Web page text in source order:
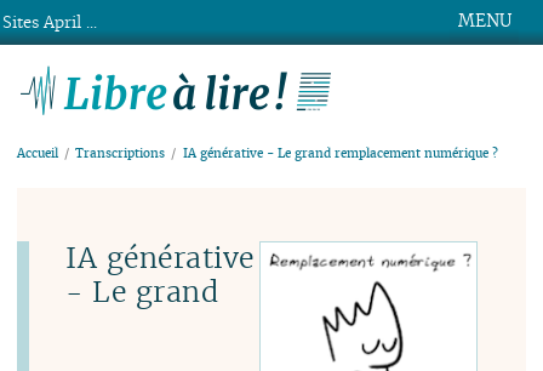
MENU
Accueil Transcriptions IA générative - Le grand remplacement numérique ?
IA générative
- Le grand
Sites April ...